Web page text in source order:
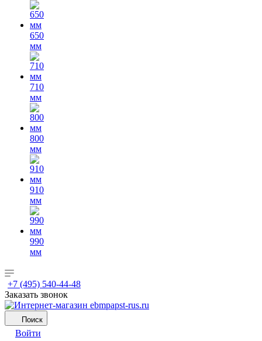
650
мм
710
мм
800
мм
910
мм
990
мм
+7 (495) 540-44-48
Заказать звонок
Поиск
Войти